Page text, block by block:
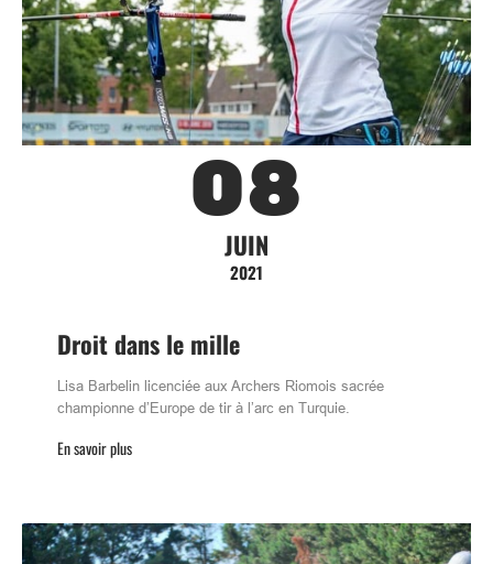
08
JUIN
2021
Droit dans le mille
Lisa Barbelin licenciée aux Archers Riomois sacrée
championne d’Europe de tir à l’arc en Turquie.
En savoir plus